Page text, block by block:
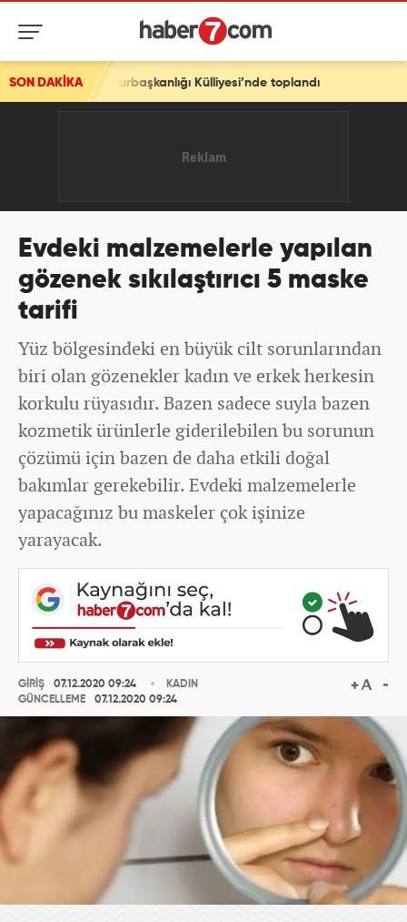
SON DAKİKA
Külliyesi’nde toplandı
Evdeki malzemelerle yapılan
gözenek sıkılaştırıcı 5 maske
tarifi
Yüz bölgesindeki en büyük cilt sorunlarından
biri olan gözenekler kadın ve erkek herkesin
korkulu rüyasıdır. Bazen sadece suyla bazen
kozmetik ürünlerle giderilebilen bu sorunun
çözümü için bazen de daha etkili doğal
bakımlar gerekebilir. Evdeki malzemelerle
yapacağınız bu maskeler çok işinize
yarayacak.
GİRİŞ
07.12.2020 09:24
GÜNCELLEME
07.12.2020 09:24
KADIN